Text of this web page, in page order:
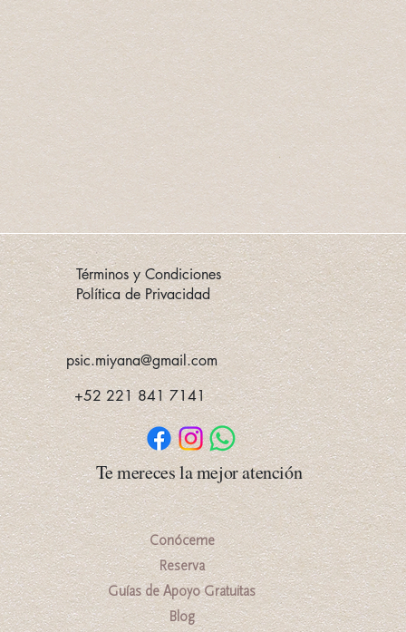
psic.miyana@gmail.com
+52 221 841 7141
Términos y Condiciones
Política de Privacidad
Conóceme
Reserva
Guías de Apoyo Gratuitas
Blog
Te mereces la mejor atención